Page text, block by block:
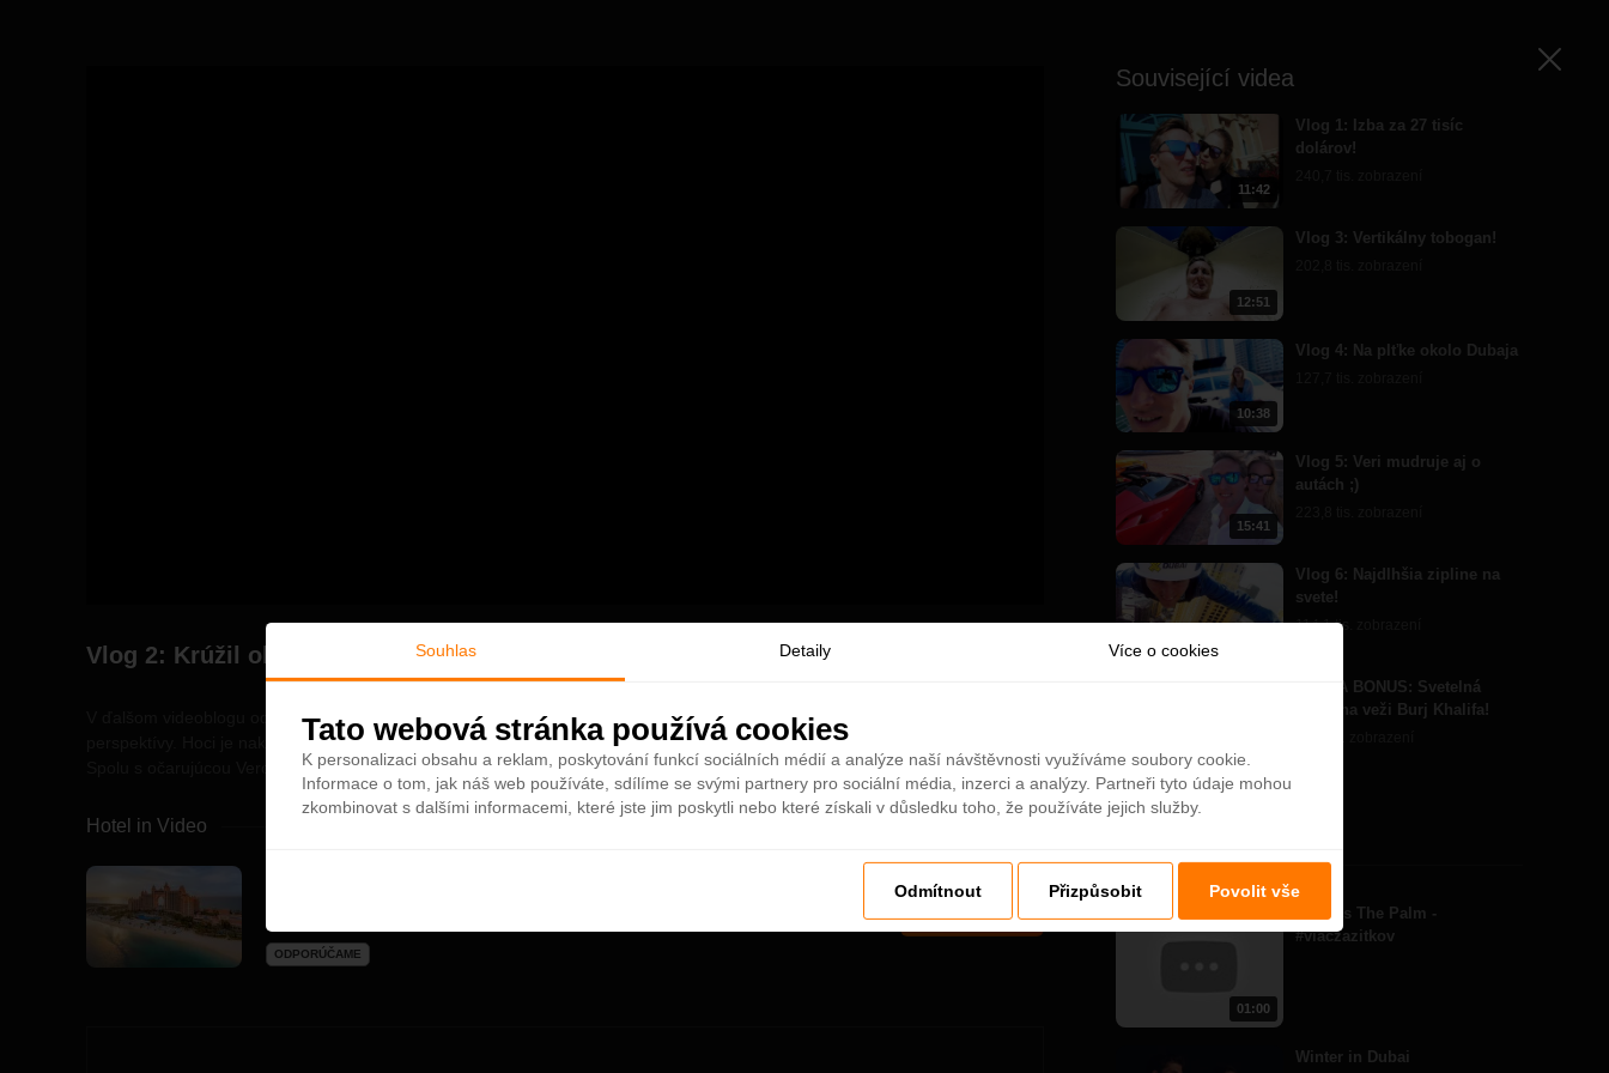
Vlog 2: Krúžil okolo mňa žralok!
V ďalšom videoblogu od talentovaného Sajfu sa môžete pokochať perfektnými zábermi na hotel Atlantis The Palm z vtáčej
perspektívy. Hoci je nakrúcanie dronom v Dubaji komplikované a je potrebné povolenie, Sajfa si ho bez problémov vybavil.
Spolu s očarujúcou Veronikou sa vybrali aj do zákulisia sveta akvárií. Sajfa nabral odvahu a vyskúšal si potápanie so žralokmi.
Hotel in Video
ODPORÚČAME
Související videa
11:42
Vlog 1: Izba za 27 tisíc
dolárov!
12:51
Vlog 3: Vertikálny tobogan!
10:38
Vlog 4: Na plťke okolo Dubaja
15:41
Vlog 5: Veri mudruje aj o
autách ;)
Vlog 6: Najdlhšia zipline na
svete!
114,1 tis. zobrazení
EXTRA BONUS: Svetelná
show na veži Burj Khalifa!
Další videa
01:00
Atlantis The Palm -
#viaczazitkov
Winter in Dubai
Zavřít
Souhlas Detaily Více o cookies
Tato webová stránka používá cookies
K personalizaci obsahu a reklam, poskytování funkcí sociálních médií a analýze naší návštěvnosti využíváme soubory cookie.
Informace o tom, jak náš web používáte, sdílíme se svými partnery pro sociální média, inzerci a analýzy. Partneři tyto údaje mohou
zkombinovat s dalšími informacemi, které jste jim poskytli nebo které získali v důsledku toho, že používáte jejich služby.
Odmítnout Přizpůsobit Povolit vše